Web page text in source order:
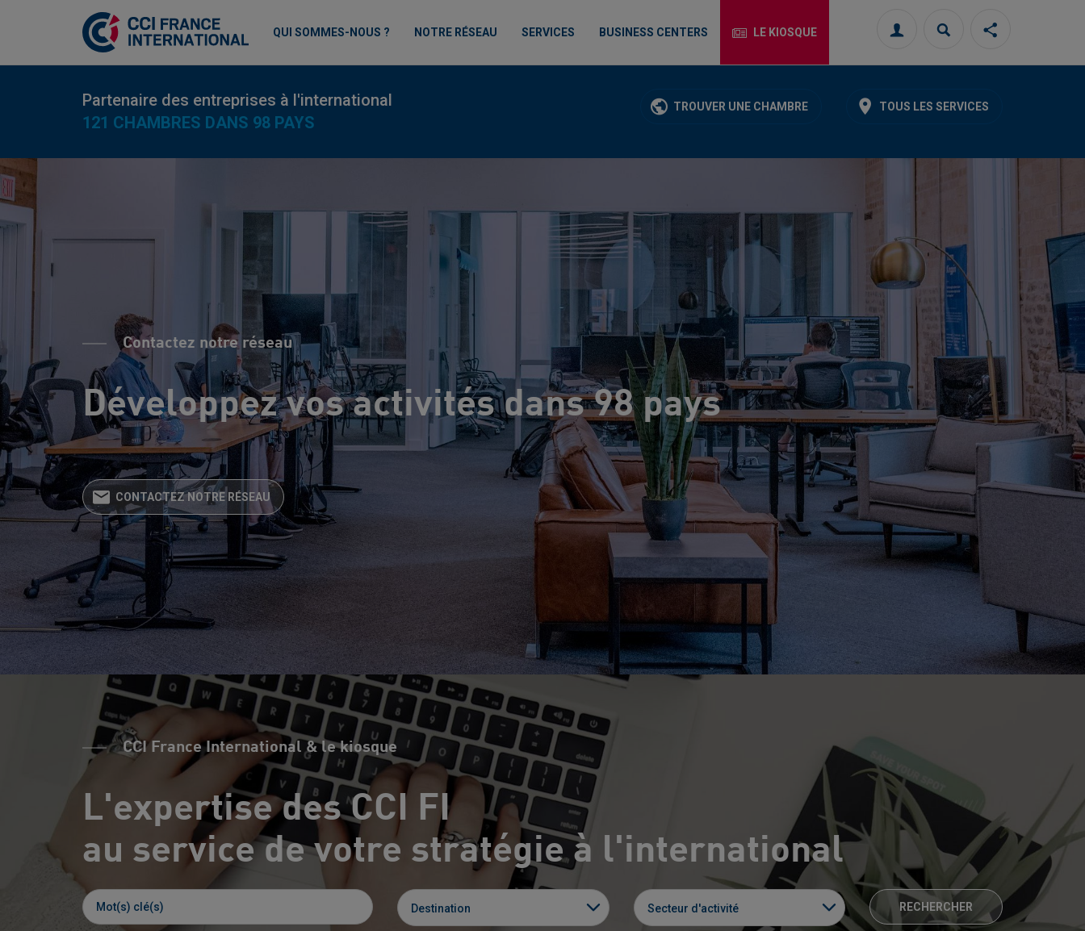
Connexion Rechercher
page
QUI SOMMES-NOUS ? NOTRE RÉSEAU SERVICES BUSINESS CENTERS LE KIOSQUE
Partenaire des entreprises à l'international
121 CHAMBRES DANS 98 PAYS
TOUS LES SERVICES
TROUVER UNE CHAMBRE
Contactez notre réseau
Développez vos activités dans 98 pays
CONTACTEZ NOTRE RÉSEAU
CCI France International & le kiosque
L'expertise des CCI FI
au service de votre stratégie à l'international
Destination Secteur d'activité RECHERCHER